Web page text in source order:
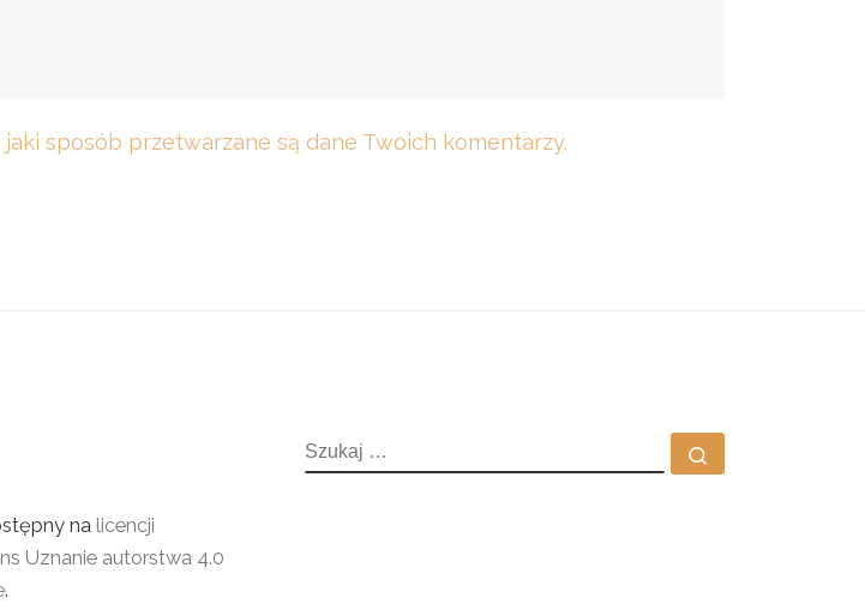
jaki sposób przetwarzane są dane Twoich komentarzy.
na licencji
Uznanie autorstwa 4.0
.
SZUKAJ